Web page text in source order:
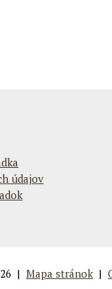
údajov
| Mapa stránok |